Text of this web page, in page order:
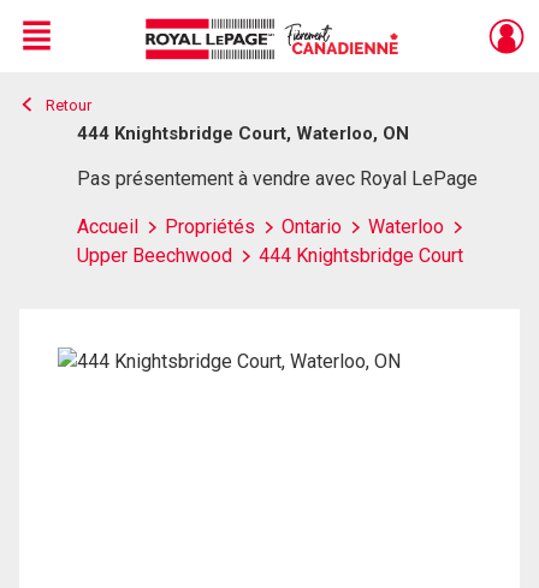
Live
En Direct
Menu
Retour
444 Knightsbridge Court, Waterloo, ON
Pas présentement à vendre avec Royal LePage
Accueil Propriétés Ontario
Waterloo
Upper Beechwood
444 Knightsbridge Court